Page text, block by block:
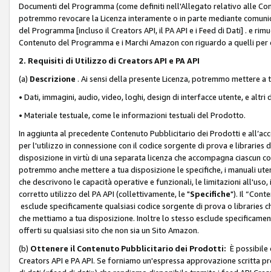
Documenti del Programma (come definiti nell'Allegato relativo alle
potremmo revocare la Licenza interamente o in parte mediante
del Programma [incluso il Creators API, il PA API e i Feed di Dati] . e
Contenuto del Programma e i Marchi Amazon con riguardo a quelli
2. Requisiti di Utilizzo di Creators API e PA API
(a) Descrizione . Ai sensi della presente Licenza, potremmo mettere
• Dati, immagini, audio, video, loghi, design di interfacce utente, e altri
• Materiale testuale, come le informazioni testuali del Prodotto.
In aggiunta al precedente Contenuto Pubblicitario dei Prodotti e
per l'utilizzo in connessione con il codice sorgente di prova e libraries
disposizione in virtù di una separata licenza che accompagna ciascun
potremmo anche mettere a tua disposizione le specifiche, i manuali
che descrivono le capacità operative e funzionali, le limitazioni
corretto utilizzo del PA API (collettivamente, le "Specifiche"). Il
esclude specificamente qualsiasi codice sorgente di prova o libraries
che mettiamo a tua disposizione. Inoltre lo stesso esclude
offerti su qualsiasi sito che non sia un Sito Amazon.
(b) Ottenere il Contenuto Pubblicitario dei Prodotti: È
Creators API e PA API. Se forniamo un'espressa approvazione